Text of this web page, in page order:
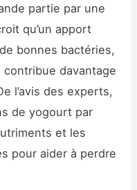
partie par une
qu’un apport
bonnes bactéries,
contribue davantage
l’avis des experts,
de yogourt par
et les
pour aider à perdre